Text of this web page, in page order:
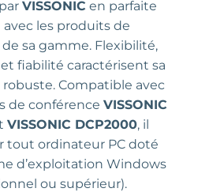
VISSONIC en parfaite
les produits de
sa gamme. Flexibilité,
fiabilité caractérisent sa
Compatible avec
de conférence VISSONIC
VISSONIC DCP2000, il
tout ordinateur PC doté
d’exploitation Windows
ou supérieur).